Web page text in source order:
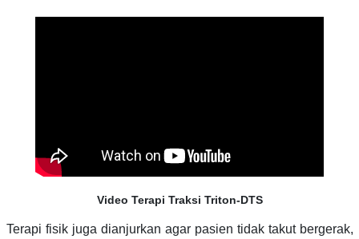
Video Terapi Traksi Triton-DTS
Terapi fisik juga dianjurkan agar pasien tidak takut bergerak,